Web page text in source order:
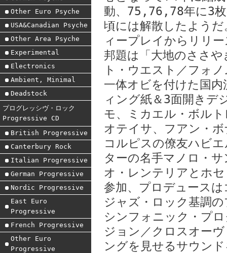
Other Euro Psyche
USA&Canadian Psyche
Other Area Psyche
Experimental
Electronics
Ambient, Minimal
Deadstock
プログレッシヴ・ロック
Progressive CD
British Progressive
Canterbury Rock
Italian Progressive
German Progressive
Nordic Progressive
East Euro
Progressive
French Progressive
Other Euro
Progressive
動、75,76,78年に3枚
頃には解散したよう
ィープレイからリリ
邦題は「大地のささ
ト・ウエスト／フォ
一体オビを付けた国
ィング紙＆3面開きデ
モ、ミカエル・ボル
オテイサ、フアン・
コルピスの僚友ハビ
ターの名手マノロ・
オ・レンテリアとホ
参加、プロデュース
ジャズ・ロック基調
シンフォニック・プ
ジョン／クロスオー
ングを見せるサウン